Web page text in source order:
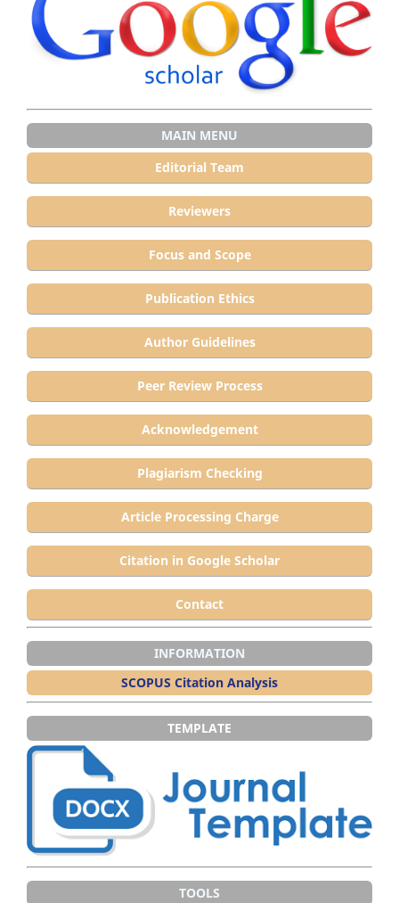
MAIN MENU
Editorial Team
Reviewers
Focus and Scope
Publication Ethics
Author Guidelines
Peer Review Process
Acknowledgement
Plagiarism Checking
Article Processing Charge
Citation in Google Scholar
Contact
INFORMATION
SCOPUS Citation Analysis
TEMPLATE
TOOLS